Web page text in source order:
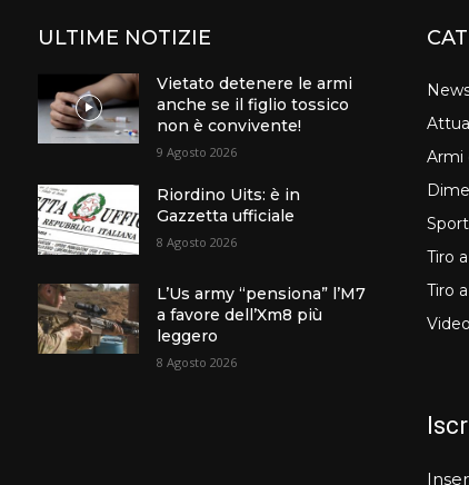
ULTIME NOTIZIE
Vietato detenere le armi
anche se il figlio tossico
non è convivente!
9 Agosto 2026
Riordino Uits: è in
Gazzetta ufficiale
8 Agosto 2026
L’Us army “pensiona” l’M7
a favore dell’Xm8 più
leggero
8 Agosto 2026
Armi
Sport
Tiro
Tiro
Video